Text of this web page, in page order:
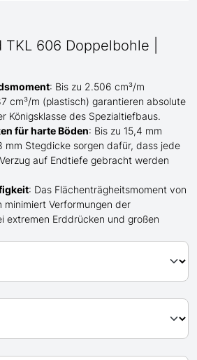
606 Doppelbohle |
: Bis zu 2.506 cm³/m
cm³/m (plastisch) garantieren absolute
Königsklasse des Spezialtiefbaus.
für harte Böden: Bis zu 15,4 mm
mm Stegdicke sorgen dafür, dass jede
auf Endtiefe gebracht werden
: Das Flächenträgheitsmoment von
minimiert Verformungen der
extremen Erddrücken und großen